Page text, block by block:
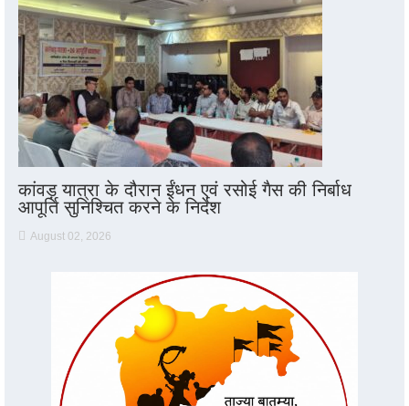
कांवड़ यात्रा के दौरान ईंधन एवं रसोई गैस की निर्बाध
आपूर्ति सुनिश्चित करने के निर्देश
August 02, 2026